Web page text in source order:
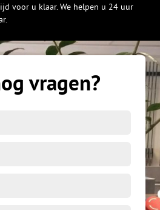
voor u klaar. We helpen u 24 uur
vragen?